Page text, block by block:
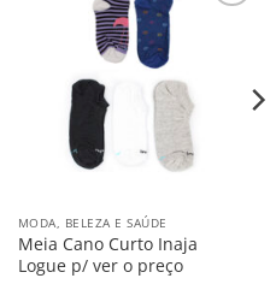
MODA, BELEZA E SAÚDE
Meia Cano Curto Inaja
Logue p/ ver o preço